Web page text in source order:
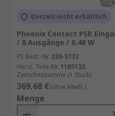
Derzeit nicht erhältlich
Phoenix Contact PSR
/ 8 Ausgänge / 0.48 W
RS Best.-Nr. 220-5772
Herst. Teile-Nr. 1105132
Zwischensumme (1 Stück)
369,68 €(ohne MwSt.)
Menge